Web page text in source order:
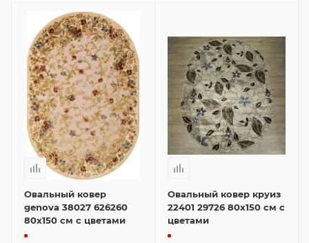
Овальный ковер
genova 38027 626260
80x150 см с цветами
Овальный ковер круиз
22401 29726 80x150 см с
цветами